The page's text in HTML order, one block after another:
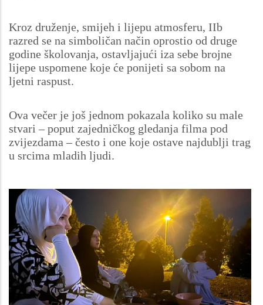
Kroz druženje, smijeh i lijepu atmosferu, IIb
razred se na simboličan način oprostio od druge
godine školovanja, ostavljajući iza sebe brojne
lijepe uspomene koje će ponijeti sa sobom na
ljetni raspust.
Ova večer je još jednom pokazala koliko su male
stvari – poput zajedničkog gledanja filma pod
zvijezdama – često i one koje ostave najdublji trag
u srcima mladih ljudi.
Image